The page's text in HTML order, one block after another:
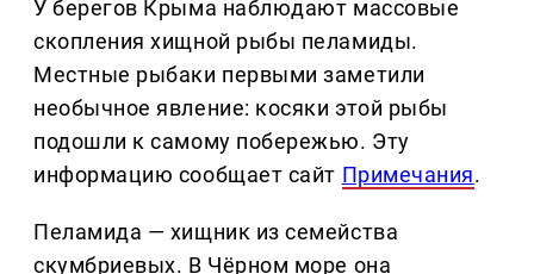
У берегов Крыма наблюдают массовые
скопления хищной рыбы пеламиды.
Местные рыбаки первыми заметили
необычное явление: косяки этой рыбы
подошли к самому побережью. Эту
информацию сообщает сайт Примечания.
Пеламида — хищник из семейства
скумбриевых. В Чёрном море она